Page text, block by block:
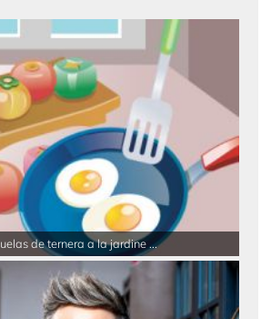
de ternera a la jardine ...